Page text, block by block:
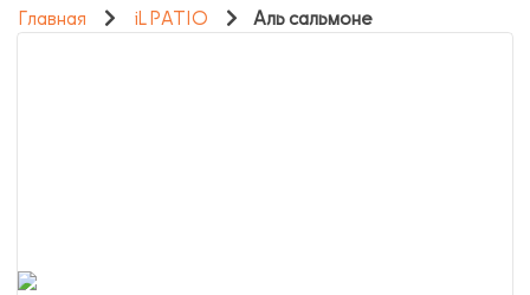
Главная iL PATIO Аль сальмоне